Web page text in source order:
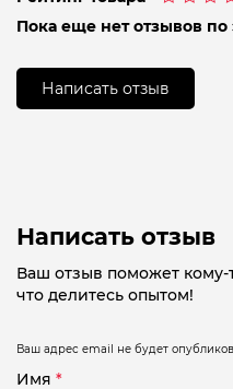
0
Пока еще нет отзывов по
Написать отзыв
Написать отзыв
Ваш отзыв поможет кому-
что делитесь опытом!
Ваш адрес email не будет
Имя *